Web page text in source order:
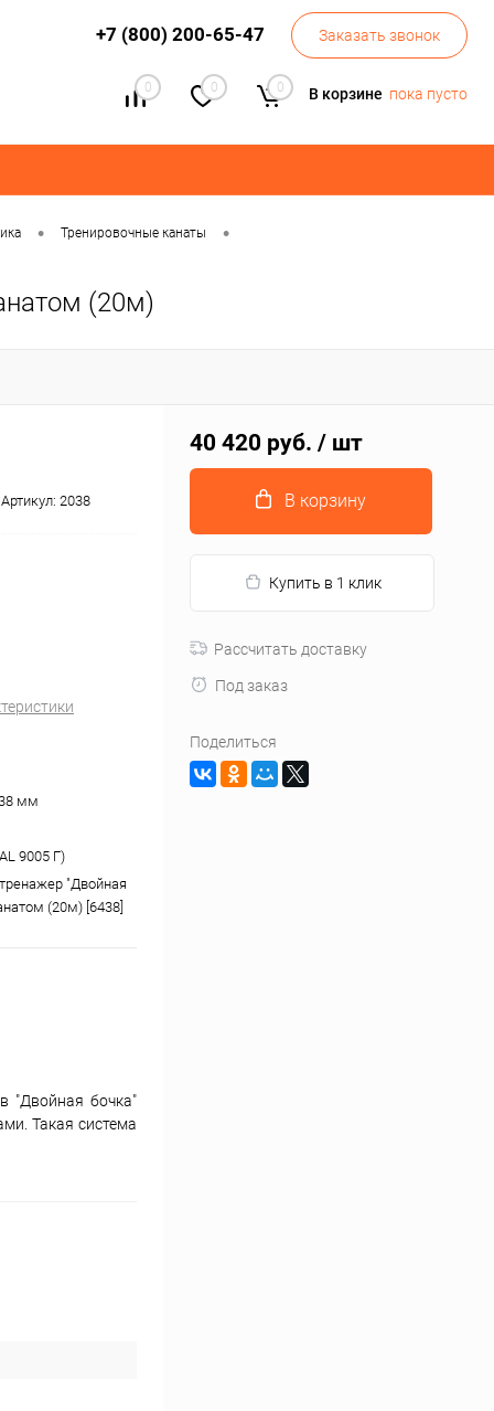
+7 (800) 200-65-47 Заказать звонок
0 0 0 В корзине пока пусто
• Тренировочные канаты •
(20м)
Артикул: 2038
мм
9005 Г)
"Двойная
(20м) [6438]
"Двойная бочка"
Такая система
40 420 руб. / шт
В корзину
Купить в 1 клик
Рассчитать доставку
Под заказ
Поделиться